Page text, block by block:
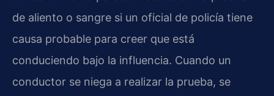
de aliento o sangre si un oficial de policía tiene
causa probable para creer que está
conduciendo bajo la influencia. Cuando un
conductor se niega a realizar la prueba, se